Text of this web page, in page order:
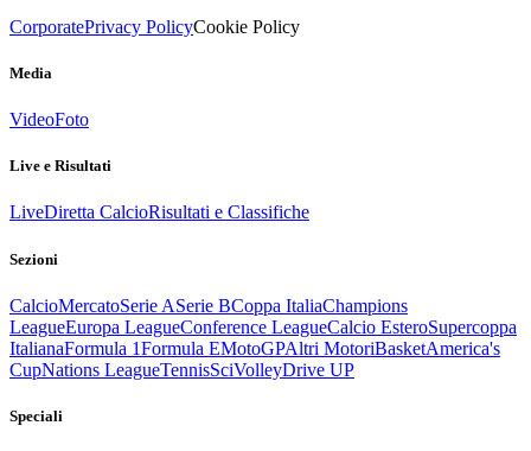
CorporatePrivacy PolicyCookie Policy
Media
VideoFoto
Live e Risultati
LiveDiretta CalcioRisultati e Classifiche
Sezioni
CalcioMercatoSerie ASerie BCoppa ItaliaChampions
LeagueEuropa LeagueConference LeagueCalcio EsteroSupercoppa
ItalianaFormula 1Formula EMotoGPAltri MotoriBasketAmerica's
CupNations LeagueTennisSciVolleyDrive UP
Speciali